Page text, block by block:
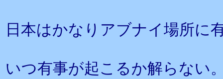
日本はかなりアブナイ場所に
いつ有事が起こるか解らない